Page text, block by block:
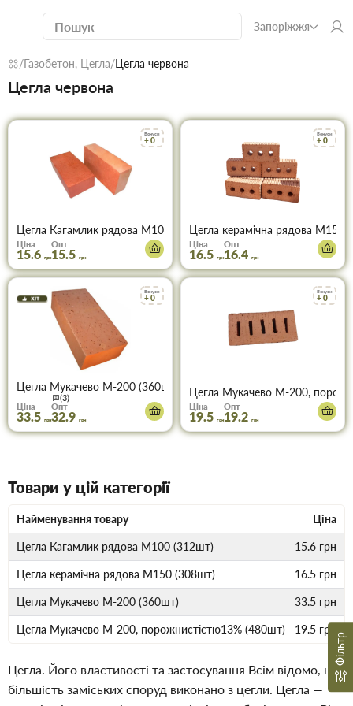
Запоріжжя
Газобетон, Цегла Цегла червона
Цегла червона
Бонуси
+ 0
Цегла Кагамлик рядова М100 (312шт)
Ціна
15.6 грн
Опт
15.5 грн
Бонуси
+ 0
Цегла керамічна рядова М150
Ціна
16.5 грн
Опт
16.4 грн
Бонуси
+ 0
Цегла Мукачево М-200 (360шт)
(3)
Ціна
33.5 грн
Опт
32.9 грн
Бонуси
+ 0
Цегла Мукачево М-200,
Ціна
19.5 грн
Опт
19.2 грн
Фільтр
Товари у цій категорії
Найменування товару Ціна
Цегла Кагамлик рядова М100 (312шт) 15.6 грн
Цегла керамічна рядова М150 (308шт) 16.5 грн
Цегла Мукачево М-200 (360шт) 33.5 грн
Цегла Мукачево М-200, порожнистістю13% (480шт) 19.5 грн
Цегла. Його властивості та застосування Всім відомо, що
більшість заміських споруд виконано з цегли. Цегла —